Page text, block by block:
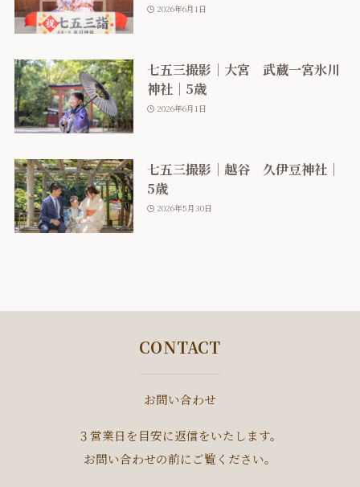
2026年6月1日
七五三撮影｜大宮 武蔵一宮氷川
神社｜5歳
2026年6月1日
七五三撮影｜越谷 久伊豆神社｜
5歳
2026年5月30日
CONTACT
お問い合わせ
３営業日を目安に返信をいたします。
お問い合わせの前にご覧ください。